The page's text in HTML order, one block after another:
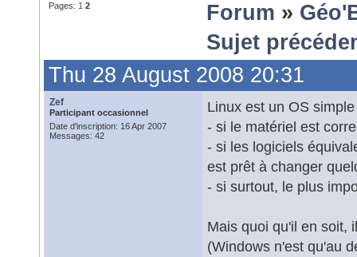
Pages: 1 2 Forum »
Sujet
Thu 28 August 2008 20:31
Zef
Participant occasionnel
Date d'inscription: 16 Apr 2007
Messages: 42
Linux est un OS
- si le matériel est
- si les logiciels
est prêt à changer
- si surtout, le plus
Mais quoi qu'il en soit,
(Windows n'est qu'au